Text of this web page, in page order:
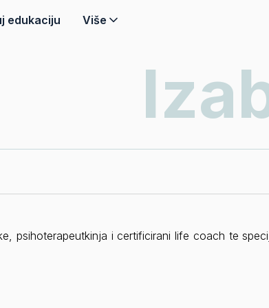
edukaciju Više
psihoterapeutkinja i certificirani life coach te